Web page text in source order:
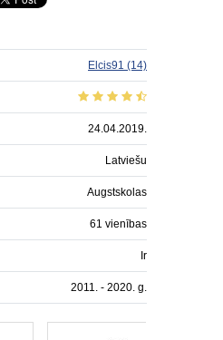
Elcis91 (14)
24.04.2019.
Latviešu
Augstskolas
61 vienības
Ir
2011. - 2020. g.